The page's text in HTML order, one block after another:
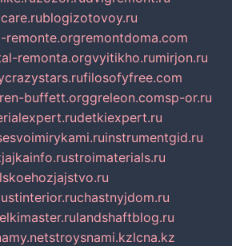
blogizotovoy.ru
remonte.orgremontdoma.com
remonta.orgvyitikho.rumirjon.ru
filosofyfree.com
buffett.orggreleon.comsp-or.ru
detkiexpert.ru
instrumentgid.ru
stroimaterials.ru
chastnyjdom.ru
landshaftblog.ru
stroysnami.kzlcna.kz